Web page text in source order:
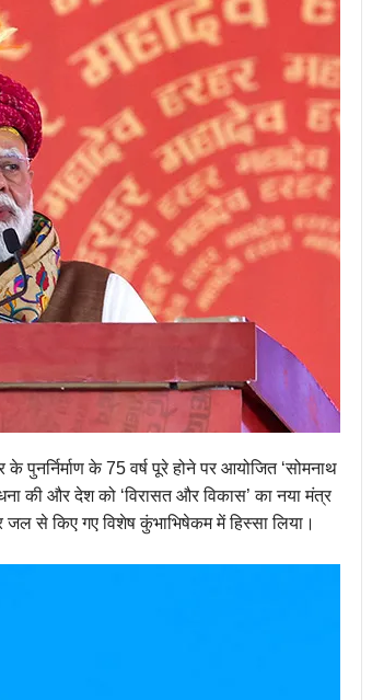
पुनर्निर्माण के 75 वर्ष पूरे होने पर आयोजित ‘सोमनाथ
की और देश को ‘विरासत और विकास’ का नया मंत्र
जल से किए गए विशेष कुंभाभिषेकम में हिस्सा लिया।